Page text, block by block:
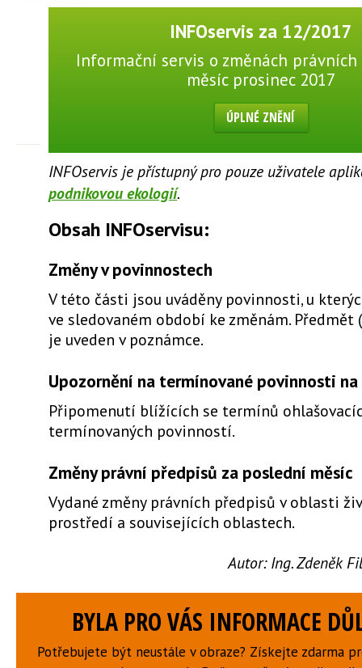
INFOservis za 12/2017
Informační servis o změnách právních
měsíc prosinec 2017
ÚPLNÉ ZNĚNÍ
INFOservis je přístupný pro pouze uživatele
podnikovou ekologií.
Obsah INFOservisu:
Změny v povinnostech
V této části jsou uváděny povinnosti, u
ve sledovaném období ke změnám. Předmět
je uveden v poznámce.
Upozornění na termínované povinnosti
Připomenutí blížících se termínů
termínovaných povinností.
Změny právní předpisů za poslední měsíc
Vydané změny právních předpisů v oblasti
prostředí a souvisejících oblastech.
Autor: Ing. Zdeněk
BYLA PRO VÁS INFORMACE
Potřebujete být neustále v obraze? Získejte zdarma